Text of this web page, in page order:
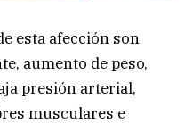
esta afección son
aumento de peso,
presión arterial,
musculares e